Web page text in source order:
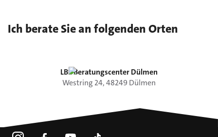
Ich berate Sie an folgenden Orten
LBS Beratungscenter Dülmen
Westring 24,48249 Dülmen